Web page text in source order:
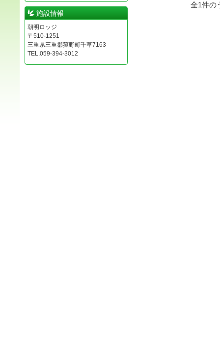
全1件の
施設情報
朝明ロッジ
〒510-1251
三重県三重郡菰野町千草7163
TEL.059-394-3012